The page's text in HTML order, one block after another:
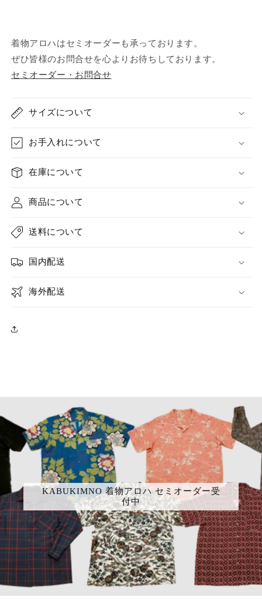
着物アロハはセミオーダーも承っております。
ぜひ皆様のお問合せを心よりお待ちしております。
セミオーダー・お問合せ
サイズについて
お手入れについて
在庫について
商品について
送料について
国内配送
海外配送
KABUKIMNO 着物アロハ セミオーダー受
付中